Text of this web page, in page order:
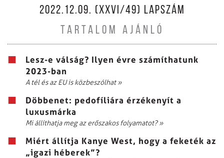
2022.12.09. (XXVI/49) LAPSZÁM
TARTALOM AJÁNLÓ
Lesz-e válság? Ilyen évre számíthatunk
2023-ban
A tél és az EU is közbeszólhat»
Döbbenet: pedofíliára érzékenyít a
luxusmárka
Mi állíthatja meg az erőszakos folyamatot?»
Miért állítja Kanye West, hogy a feketék az
„igazi héberek”?